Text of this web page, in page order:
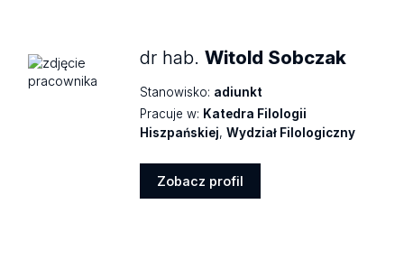
dr hab.Witold Sobczak
Stanowisko: adiunkt
Pracuje w: Katedra Filologii
Hiszpańskiej,Wydział Filologiczny
Zobacz profil